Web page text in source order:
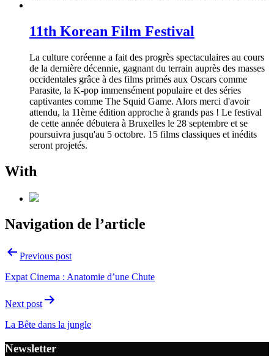
11th Korean Film Festival
La culture coréenne a fait des progrès spectaculaires au cours
de la dernière décennie, gagnant du terrain auprès des masses
occidentales grâce à des films primés aux Oscars comme
Parasite, la K-pop immensément populaire et des séries
captivantes comme The Squid Game. Alors merci d'avoir
attendu, la 11ème édition approche à grands pas ! Le festival
de cette année débutera à Bruxelles le 28 septembre et se
poursuivra jusqu'au 5 octobre. 15 films classiques et inédits
seront projetés.
With
Navigation de l’article
Previous post
Expat Cinema : Anatomie d’une Chute
Next post
La Bête dans la jungle
Newsletter